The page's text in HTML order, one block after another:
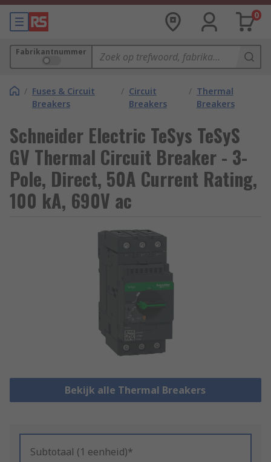
0
Fabrikantnummer
/ Fuses & Circuit
Breakers
/ Circuit
Breakers
/ Thermal
Breakers
Schneider Electric TeSys TeSyS
GV Thermal Circuit Breaker - 3-
Pole, Direct, 50A Current Rating,
100 kA, 690V ac
Bekijk alle Thermal Breakers
Subtotaal (1 eenheid)*